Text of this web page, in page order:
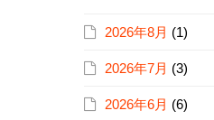
2026年8月 (1)
2026年7月 (3)
2026年6月 (6)